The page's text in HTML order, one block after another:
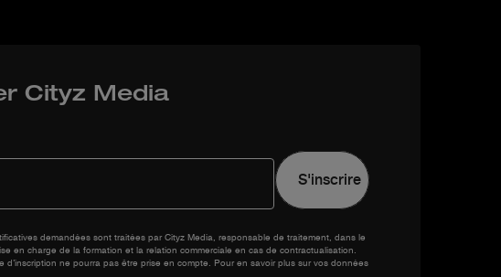
Cityz Media
demandées sont traitées par Cityz Media, responsable de traitement, dans le
en charge de la formation et la relation commerciale en cas de contractualisation.
ne pourra pas être prise en compte. Pour en savoir plus sur vos données